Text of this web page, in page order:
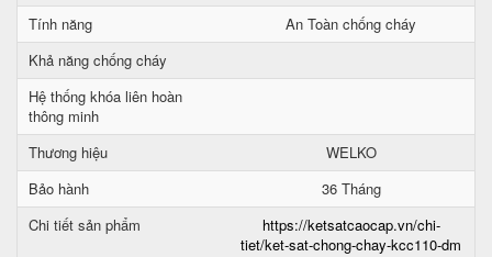
Tính năng
An Toàn chống cháy
Khả năng chống cháy
Hệ thống khóa liên hoàn
thông minh
Thương hiệu
WELKO
Bảo hành
36 Tháng
Chi tiết sản phẩm
https://ketsatcaocap.vn/chi-
tiet/ket-sat-chong-chay-kcc110-dm